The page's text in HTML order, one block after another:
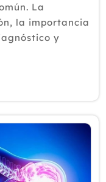
La
la importancia
y